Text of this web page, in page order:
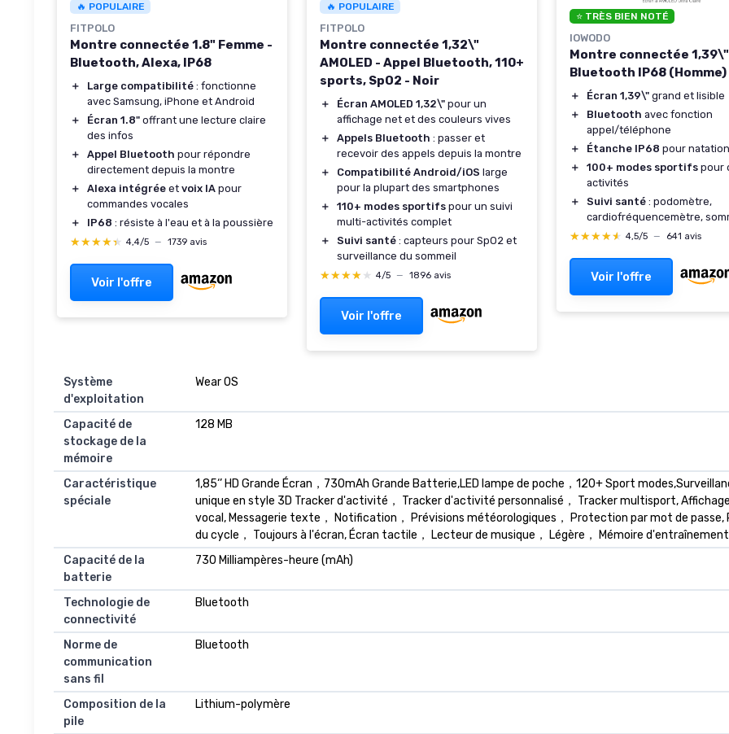
🔥 POPULAIRE
FITPOLO
Montre connectée 1.8" Femme -
Bluetooth, Alexa, IP68
＋ Large compatibilité : fonctionne
avec Samsung, iPhone et Android
＋
Écran 1.8" offrant une lecture claire
des infos
＋
Appel Bluetooth pour répondre
directement depuis la montre
＋
Alexa intégrée et voix IA pour
commandes vocales
＋
IP68 : résiste à l'eau et à la poussière
★★★★★
★★★★★ 4,4/5 — 1739 avis
Voir l'offre
🔥 POPULAIRE
FITPOLO
Montre connectée 1,32\"
AMOLED - Appel Bluetooth, 110+
sports, SpO2 - Noir
＋ Écran AMOLED 1,32\" pour un
affichage net et des couleurs vives
＋
Appels Bluetooth : passer et
recevoir des appels depuis la montre
＋
Compatibilité Android/iOS large
pour la plupart des smartphones
＋
110+ modes sportifs pour un suivi
multi-activités complet
＋
Suivi santé : capteurs pour SpO2 et
surveillance du sommeil
★★★★★
★★★★★ 4/5 — 1896 avis
Voir l'offre
⭐ TRÈS BIEN NOTÉ
IOWODO
Montre connectée 1,39\"
Bluetooth IP68 (Homme)
＋ Écran 1,39\" grand et lisible
＋
Bluetooth avec fonction
appel/téléphone
＋
Étanche IP68 pour
＋
100+ modes sportifs pour
activités
＋
Suivi santé : podomètre,
cardiofréquencemètre,
★★★★★
★★★★★ 4,5/5 — 641 avis
Voir l'offre
Système
d'exploitation
Wear OS
Capacité de
stockage de la
mémoire
128 MB
Caractéristique
spéciale
1,85‘’ HD Grande Écran，730mAh Grande Batterie,LED lampe de poche，120+ Sport
unique en style 3D Tracker d'activité， Tracker d'activité personnalisé， Tracker multisport,
vocal, Messagerie texte， Notification， Prévisions météorologiques， Protection par mot de passe,
du cycle， Toujours à l'écran, Écran tactile， Lecteur de musique， Légère， Mémoire
Capacité de la
batterie
730 Milliampères-heure (mAh)
Technologie de
connectivité
Bluetooth
Norme de
communication
sans fil
Bluetooth
Composition de la
pile
Lithium-polymère